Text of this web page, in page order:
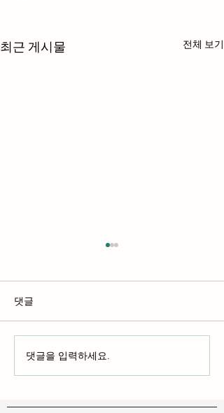
최근 게시물 전체 보기
DTF 잉크 및 DTG 잉크: 자
신에게 맞는 잉크 찾기
댓글
댓글을 입력하세요.